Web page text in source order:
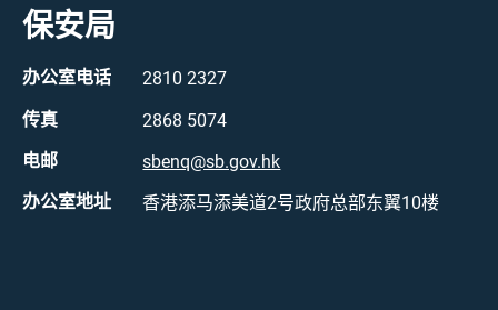
保安局
办公室电话 2810 2327
传真 2868 5074
电邮 sbenq@sb.gov.hk
办公室地址 香港添马添美道2号政府总部东翼10楼